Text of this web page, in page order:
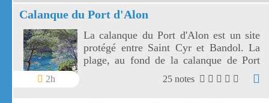
Calanque du Port d'Alon
2h
La calanque du Port d'Alon est un site
protégé entre Saint Cyr et Bandol. La
plage, au fond de la calanque de Port
d'Alon, est bordée de pins maritimes.
25 notes